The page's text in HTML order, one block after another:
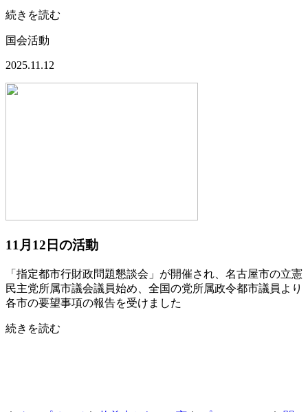
続きを読む
国会活動
2025.11.12
11月12日の活動
「指定都市行財政問題懇談会」が開催され、名古屋市の立憲
民主党所属市議会議員始め、全国の党所属政令都市議員より
各市の要望事項の報告を受けました
続きを読む